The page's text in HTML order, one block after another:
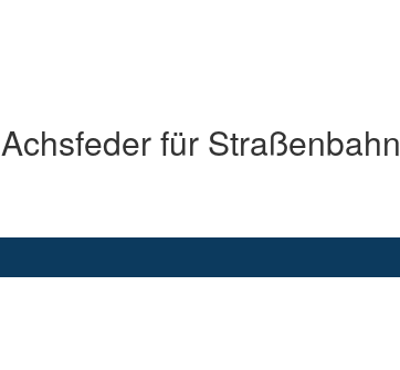
Achsfeder für Straßenbahn